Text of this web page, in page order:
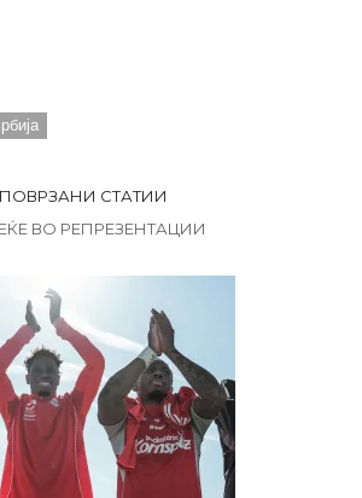
ПОВРЗАНИ СТАТИИ
ВО РЕПРЕЗЕНТАЦИИ